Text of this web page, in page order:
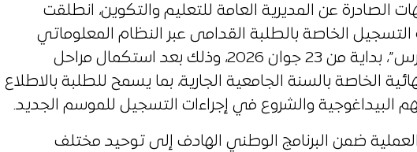
الصادرة عن المديرية العامة للتعليم والتكوين، انطلقت
التسجيل الخاصة بالطلبة القدامى عبر النظام المعلوماتي
المدمج “بروغرس”، بداية من 23 جوان 2026، وذلك بعد استكمال مراحل
الخاصة بالسنة الجامعية الجارية، بما يسمح للطلبة بالاطلاع
البيداغوجية والشروع في إجراءات التسجيل للموسم الجديد.
ضمن البرنامج الوطني الهادف إلى توحيد مختلف